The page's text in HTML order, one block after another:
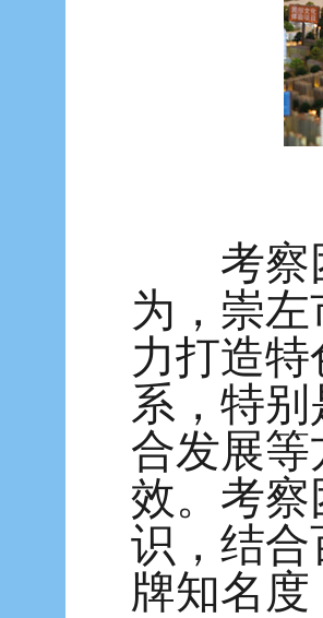
考察团
为，崇
力打造
系，特
合发展
效。考
识，结合
牌知名